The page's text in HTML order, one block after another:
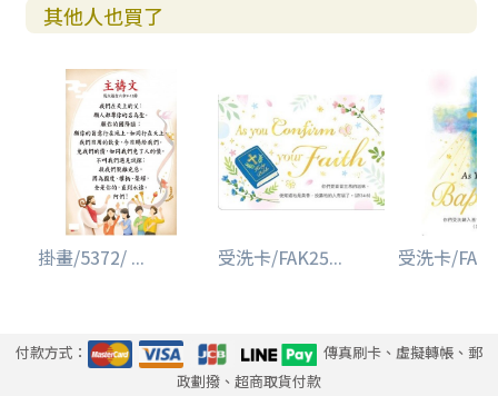
其他人也買了
掛畫/5372/ ... 受洗卡/FAK25... 受洗卡/
付款方式：
傳真刷卡、虛擬轉帳、郵
政劃撥、超商取貨付款